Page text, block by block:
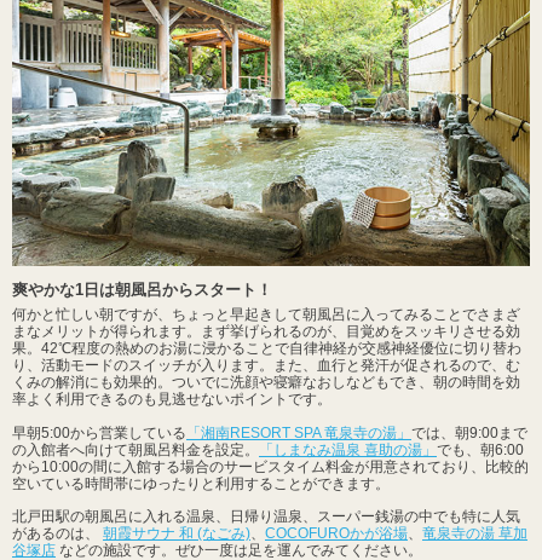
爽やかな1日は朝風呂からスタート！
何かと忙しい朝ですが、ちょっと早起きして朝風呂に入ってみることでさまざ
まなメリットが得られます。まず挙げられるのが、目覚めをスッキリさせる効
果。42℃程度の熱めのお湯に浸かることで自律神経が交感神経優位に切り替わ
り、活動モードのスイッチが入ります。また、血行と発汗が促されるので、む
くみの解消にも効果的。ついでに洗顔や寝癖なおしなどもでき、朝の時間を効
率よく利用できるのも見逃せないポイントです。
早朝5:00から営業している 「湘南RESORT SPA 竜泉寺の湯」 では、朝9:00まで
の入館者へ向けて朝風呂料金を設定。
「しまなみ温泉 喜助の湯」 でも、朝6:00
から10:00の間に入館する場合のサービスタイム料金が用意されており、比較的
空いている時間帯にゆったりと利用することができます。
北戸田駅の朝風呂に入れる温泉、日帰り温泉、スーパー銭湯の中でも特に人気
があるのは、 朝霞サウナ 和 (なごみ)、 COCOFUROかが浴場、 竜泉寺の湯 草加
谷塚店 などの施設です。ぜひ一度は足を運んでみてください。